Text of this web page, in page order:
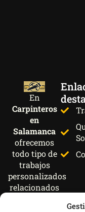
En
Carpinteros
en
Salamanca
ofrecemos
todo tipo de
trabajos
personalizados
relacionados